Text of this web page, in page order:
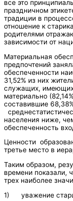
все это
праздничном
традиции в
отношение к
родителями
зависимости от
Материальная
предпочтений
обеспеченности
31,52% из них
служащих,
материально
составившие
населения ниже,
обеспеченность
Ценности
третье место в
Таким образом,
времени показали,
трех наиболее
1) уважение